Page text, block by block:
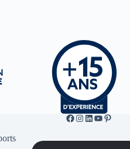
Facebook de ML Fusion
Instgram
LinkedIn
YouTube
Pinterest